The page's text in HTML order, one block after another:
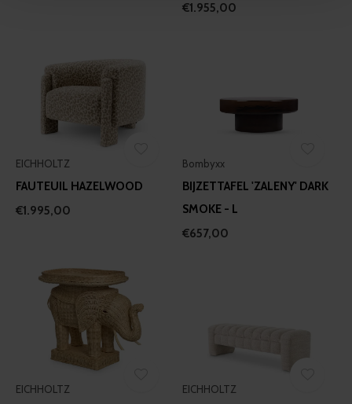
We also share information about your use of our site with
our social media, advertising and analytics partners who
may combine it with other information that you’ve
provided to them or that they’ve collected from your use
€1.955,00
EICHHOLTZ
FAUTEUIL HAZELWOOD
€1.995,00
Bombyxx
BIJZETTAFEL 'ZALENY' DARK
SMOKE - L
€657,00
EICHHOLTZ EICHHOLTZ